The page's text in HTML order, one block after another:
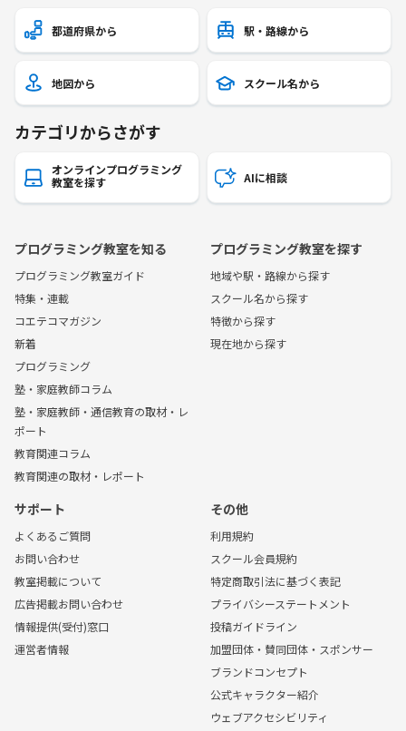
都道府県から 駅・路線から
地図から スクール名から
カテゴリからさがす
オンラインプログラミング
教室を探す
AIに相談
プログラミング教室を知る
プログラミング教室ガイド
特集・連載
コエテコマガジン
新着
プログラミング
塾・家庭教師コラム
塾・家庭教師・通信教育の取材・レ
ポート
教育関連コラム
教育関連の取材・レポート
プログラミング教室を探す
地域や駅・路線から探す
スクール名から探す
特徴から探す
現在地から探す
サポート
よくあるご質問
お問い合わせ
教室掲載について
広告掲載お問い合わせ
情報提供(受付)窓口
運営者情報
その他
利用規約
スクール会員規約
特定商取引法に基づく表記
プライバシーステートメント
投稿ガイドライン
加盟団体・賛同団体・スポンサー
ブランドコンセプト
公式キャラクター紹介
ウェブアクセシビリティ